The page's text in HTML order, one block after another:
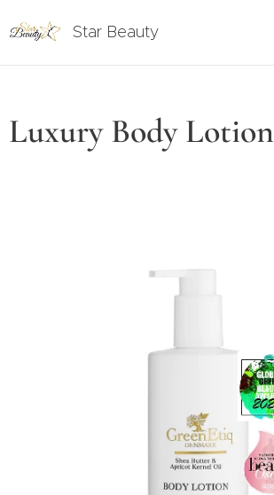
Star Beauty
Luxury Body Lotion